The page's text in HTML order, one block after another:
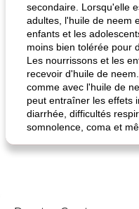
secondaire. Lorsqu'elle
adultes, l'huile de neem
enfants et les
moins bien tolérée pour
Les nourrissons et les
recevoir d'huile de
comme avec l'huile de
peut entraîner les effets
diarrhée, difficultés
somnolence, coma et